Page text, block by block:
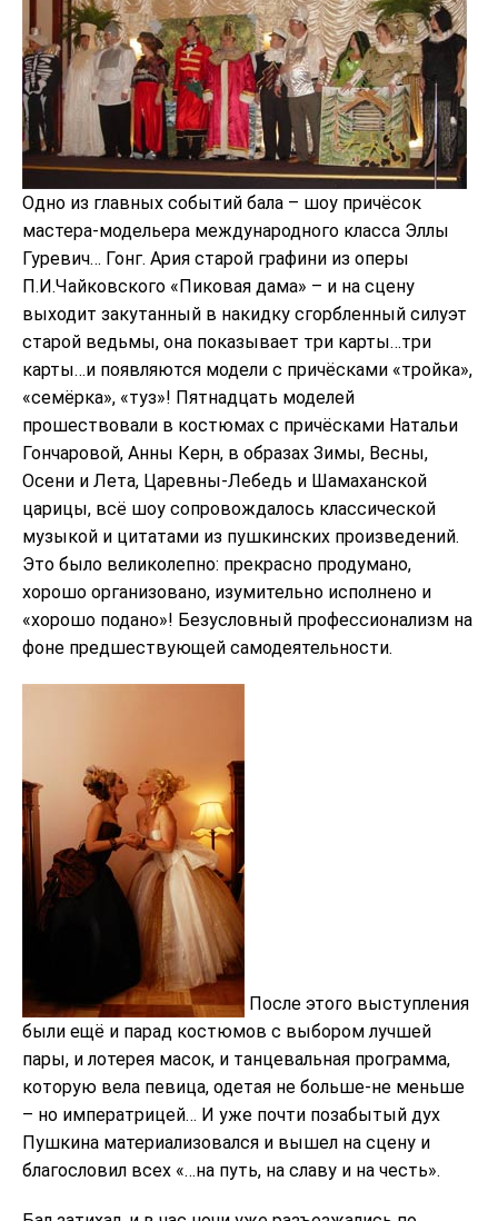
Одно из главных событий бала – шоу причёсок
мастера-модельера международного класса Эллы
Гуревич… Гонг. Ария старой графини из оперы
П.И.Чайковского «Пиковая дама» – и на сцену
выходит закутанный в накидку сгорбленный силуэт
старой ведьмы, она показывает три карты…три
карты…и появляются модели с причёсками «тройка»,
«семёрка», «туз»! Пятнадцать моделей
прошествовали в костюмах с причёсками Натальи
Гончаровой, Анны Керн, в образах Зимы, Весны,
Осени и Лета, Царевны-Лебедь и Шамаханской
царицы, всё шоу сопровождалось классической
музыкой и цитатами из пушкинских произведений.
Это было великолепно: прекрасно продумано,
хорошо организовано, изумительно исполнено и
«хорошо подано»! Безусловный профессионализм на
фоне предшествующей самодеятельности.
После этого выступления
были ещё и парад костюмов с выбором лучшей
пары, и лотерея масок, и танцевальная программа,
которую вела певица, одетая не больше-не меньше
– но императрицей… И уже почти позабытый дух
Пушкина материализовался и вышел на сцену и
благословил всех «…на путь, на славу и на честь».